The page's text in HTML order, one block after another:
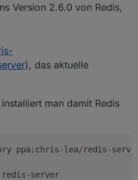
Version 2.6.0 von Redis,
), das aktuelle
man damit Redis
ppa:chris-lea/redis-
-server